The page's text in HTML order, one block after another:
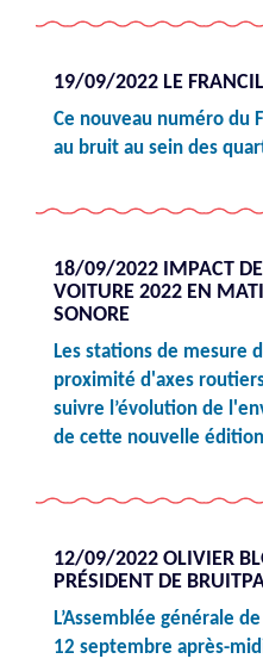
19/09/2022 LE
Ce nouveau numéro du
au bruit au sein des
18/09/2022 IMPACT DE
VOITURE 2022 EN
SONORE
Les stations de mesure
proximité d'axes
suivre l’évolution de
de cette nouvelle
12/09/2022 OLIVIER
PRÉSIDENT DE
L’Assemblée générale
12 septembre après-